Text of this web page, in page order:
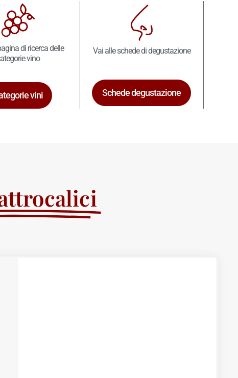
di ricerca delle
vino
vini
Vai alle schede di degustazione
Schede degustazione